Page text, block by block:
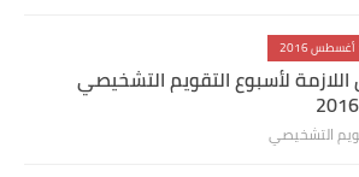
اللازمة لأسبوع التقويم التشخيصي
التشخيصي